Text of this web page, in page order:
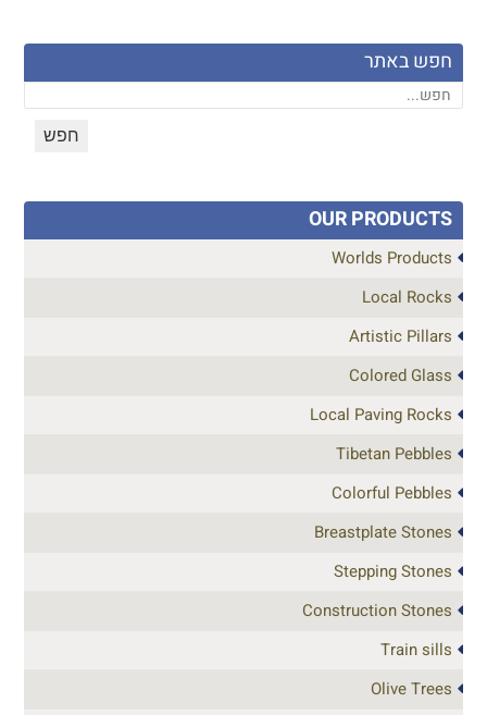
חפש באתר
OUR PRODUCTS
Worlds Products
Local Rocks
Artistic Pillars
Colored Glass
Local Paving Rocks
Tibetan Pebbles
Colorful Pebbles
Breastplate Stones
Stepping Stones
Construction Stones
Train sills
Olive Trees